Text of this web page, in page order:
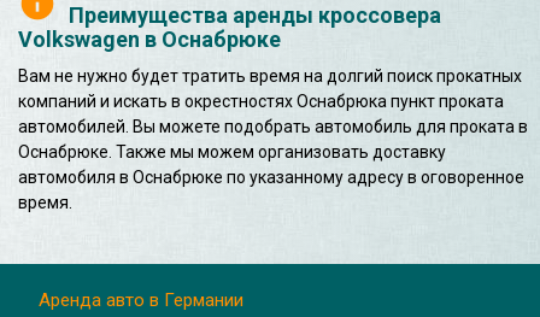
Преимущества аренды кроссовера
Volkswagen в Оснабрюке
Вам не нужно будет тратить время на долгий поиск прокатных
компаний и искать в окрестностях Оснабрюка пункт проката
автомобилей. Вы можете подобрать автомобиль для проката в
Оснабрюке. Также мы можем организовать доставку
автомобиля в Оснабрюке по указанному адресу в оговоренное
время.
Аренда авто в Германии